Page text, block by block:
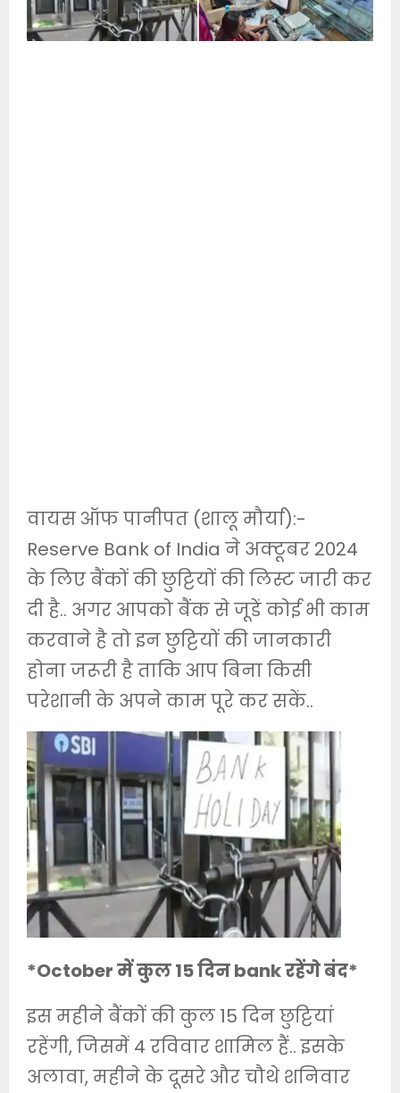
वायस ऑफ पानीपत (शालू मौर्या):-
Reserve Bank of India ने अक्टूबर 2024
के लिए बैंकों की छुट्टियों की लिस्ट जारी कर
दी है.. अगर आपको बैंक से जूडें कोई भी काम
करवाने है तो इन छुट्टियों की जानकारी
होना जरूरी है ताकि आप बिना किसी
परेशानी के अपने काम पूरे कर सकें..
*October में कुल 15 दिन bank रहेंगे बंद*
इस महीने बैंकों की कुल 15 दिन छुट्टियां
रहेंगी, जिसमें 4 रविवार शामिल हैं.. इसके
अलावा, महीने के दूसरे और चौथे शनिवार